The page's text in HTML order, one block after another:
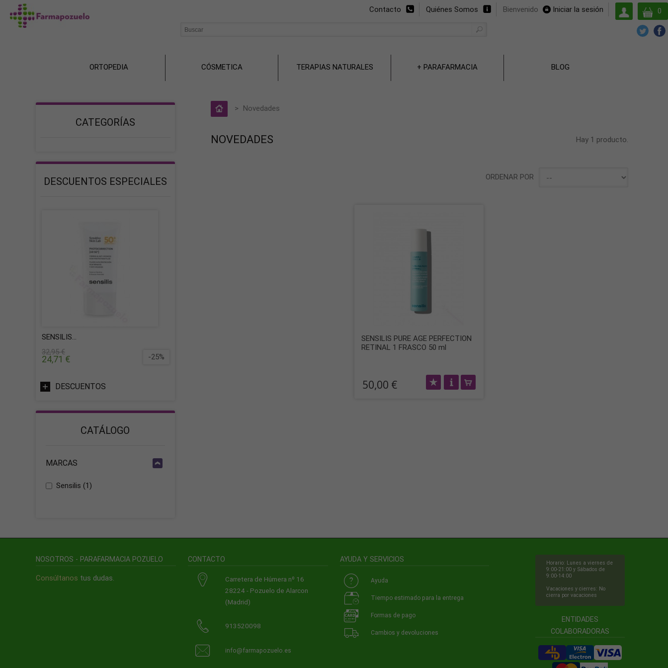
0
Su
cuenta
Bienvenido Iniciar la sesión
Quiénes Somos
Contacto
ORTOPEDIA CÓSMETICA TERAPIAS NATURALES + PARAFARMACIA BLOG
CATEGORÍAS
DESCUENTOS ESPECIALES
SENSILIS...
32,95 €
-25%
24,71 €
DESCUENTOS
CATÁLOGO
MARCAS
Sensilis (1)
> Novedades
NOVEDADES Hay 1 producto.
ORDENAR POR
SENSILIS PURE AGE PERFECTION
RETINAL 1 FRASCO 50 ml
50,00 €
NOSOTROS - PARAFARMACIA POZUELO
Consúltanos tus dudas.
CONTACTO
Carretera de Húmera nº 16
28224 - Pozuelo de Alarcon
(Madrid)
913520098
info@farmapozuelo.es
AYUDA Y SERVICIOS
Ayuda
Tiempo estimado para la entrega
Formas de pago
Cambios y devoluciones
Horario: Lunes a viernes de
9:00-21:00 y Sábados de
9:00-14:00
Vacaciones y cierres: No
cierra por vacaciones
ENTIDADES
COLABORADORAS